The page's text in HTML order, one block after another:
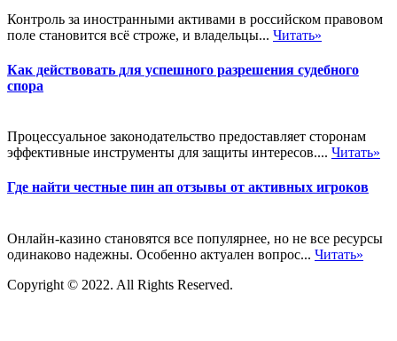
Контроль за иностранными активами в российском правовом
поле становится всё строже, и владельцы... Читать»
Как действовать для успешного разрешения судебного
спора
Процессуальное законодательство предоставляет сторонам
эффективные инструменты для защиты интересов.... Читать»
Где найти честные пин ап отзывы от активных игроков
Онлайн-казино становятся все популярнее, но не все ресурсы
одинаково надежны. Особенно актуален вопрос... Читать»
Copyright © 2022. All Rights Reserved.